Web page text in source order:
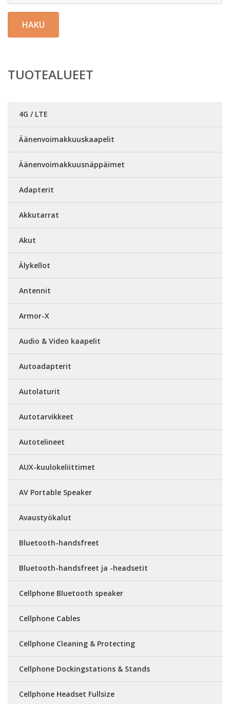
HAKU
TUOTEALUEET
4G / LTE
Äänenvoimakkuuskaapelit
Äänenvoimakkuusnäppäimet
Adapterit
Akkutarrat
Akut
Älykellot
Antennit
Armor-X
Audio & Video kaapelit
Autoadapterit
Autolaturit
Autotarvikkeet
Autotelineet
AUX-kuulokeliittimet
AV Portable Speaker
Avaustyökalut
Bluetooth-handsfreet
Bluetooth-handsfreet ja -headsetit
Cellphone Bluetooth speaker
Cellphone Cables
Cellphone Cleaning & Protecting
Cellphone Dockingstations & Stands
Cellphone Headset Fullsize